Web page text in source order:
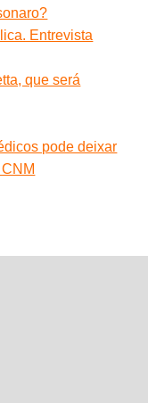
Entrevista
que será
pode deixar